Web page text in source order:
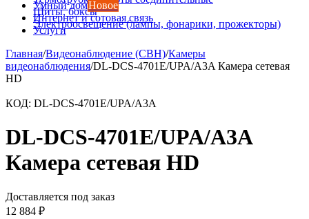
Щиты, боксы
Электроосвещение (лампы, фонарики, прожекторы)
Умный домНовое
Интернет и сотовая связь
Услуги
Главная/Видеонаблюдение (СВН)/Камеры
видеонаблюдения/DL-DCS-4701E/UPA/A3A Камера сетевая
HD
КОД: DL-DCS-4701E/UPA/A3A
DL-DCS-4701E/UPA/A3A
Камера сетевая HD
Доставляется под заказ
12 884 ₽